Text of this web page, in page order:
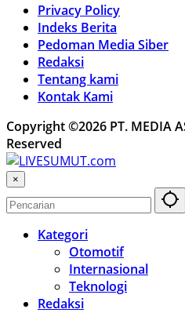
Privacy Policy
Indeks Berita
Pedoman Media Siber
Redaksi
Tentang kami
Kontak Kami
Copyright ©2026 PT. MEDIA
Reserved
×
Kategori
Otomotif
Internasional
Teknologi
Redaksi